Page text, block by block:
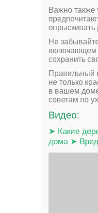
Важно также
опрыскивать
Не
включающем
сохранить
Правильный
не только
в вашем
советам по
Видео:
➤ Какие
дома ➤